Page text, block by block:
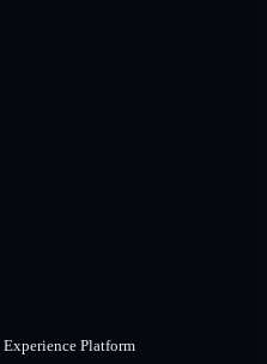
Platform